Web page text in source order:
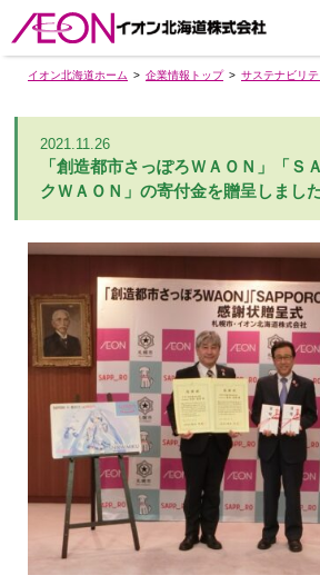
イオン北海道ホーム 企業情報トップ サステナビリテ
2021.11.26
「創造都市さっぽろＷＡＯＮ」「Ｓ
クＷＡＯＮ」の寄付金を贈呈しまし